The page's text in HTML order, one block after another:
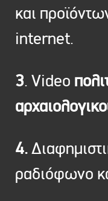
και
internet.
3. Video
4.
ραδιόφωνο